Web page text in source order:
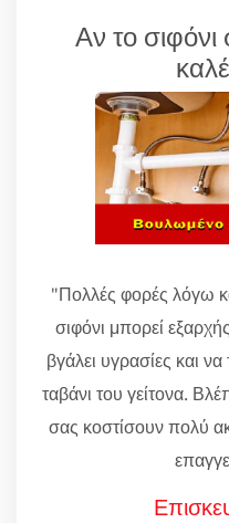
Αν το σιφόνι
"Πολλές φορές λόγω
σιφόνι μπορεί
βγάλει υγρασίες και
ταβάνι του γείτονα.
σας κοστίσουν πολύ